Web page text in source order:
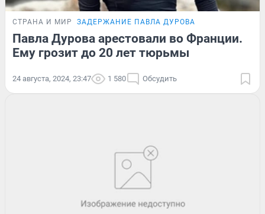
СТРАНА И МИР ЗАДЕРЖАНИЕ ПАВЛА ДУРОВА
Павла Дурова арестовали во Франции.
Ему грозит до 20 лет тюрьмы
24 августа, 2024, 23:47 1 580 Обсудить